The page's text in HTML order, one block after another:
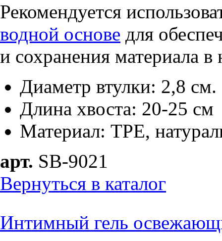
Рекомендуется
водной основе для
и сохранения материала
Диаметр втулки: 2,8 см.
Длина хвоста: 20-25 см
Материал: TPE,
арт. SB-9021
Вернуться в каталог
Интимный гель